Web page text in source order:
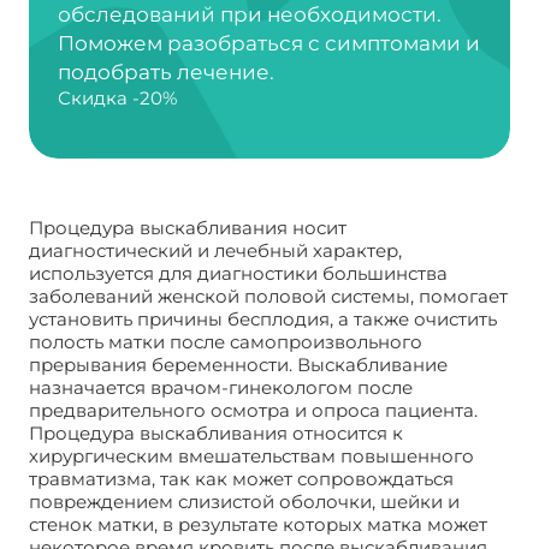
обследований при необходимости.
Поможем разобраться с симптомами и
подобрать лечение.
Скидка -20%
Процедура выскабливания носит
диагностический и лечебный характер,
используется для диагностики большинства
заболеваний женской половой системы, помогает
установить причины бесплодия, а также очистить
полость матки после самопроизвольного
прерывания беременности. Выскабливание
назначается врачом-гинекологом после
предварительного осмотра и опроса пациента.
Процедура выскабливания относится к
хирургическим вмешательствам повышенного
травматизма, так как может сопровождаться
повреждением слизистой оболочки, шейки и
стенок матки, в результате которых матка может